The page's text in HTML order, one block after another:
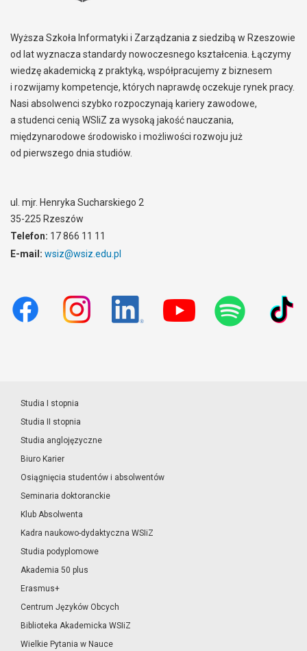
Wyższa Szkoła Informatyki i Zarządzania z siedzibą w Rzeszowie
od lat wyznacza standardy nowoczesnego kształcenia. Łączymy
wiedzę akademicką z praktyką, współpracujemy z biznesem
i rozwijamy kompetencje, których naprawdę oczekuje rynek pracy.
Nasi absolwenci szybko rozpoczynają kariery zawodowe,
a studenci cenią WSIiZ za wysoką jakość nauczania,
międzynarodowe środowisko i możliwości rozwoju już
od pierwszego dnia studiów.
ul. mjr. Henryka Sucharskiego 2
35-225 Rzeszów
Telefon: 17 866 11 11
E-mail: wsiz@wsiz.edu.pl
Studia I stopnia
Studia II stopnia
Studia anglojęzyczne
Biuro Karier
Osiągnięcia studentów i absolwentów
Seminaria doktoranckie
Klub Absolwenta
Kadra naukowo-dydaktyczna WSIiZ
Studia podyplomowe
Akademia 50 plus
Erasmus+
Centrum Języków Obcych
Biblioteka Akademicka WSIiZ
Wielkie Pytania w Nauce